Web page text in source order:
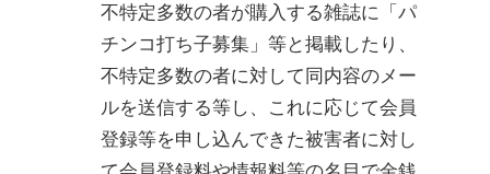
不特定多数の者が購入する雑誌に「パ
チンコ打ち子募集」等と掲載したり、
不特定多数の者に対して同内容のメー
ルを送信する等し、これに応じて会員
登録等を申し込んできた被害者に対し